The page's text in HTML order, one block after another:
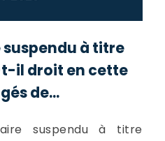
à titre
il droit en cette
de...
suspendu à titre